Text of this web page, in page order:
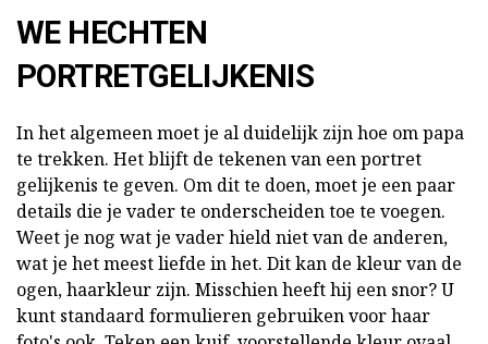
WE HECHTEN
PORTRETGELIJKENIS
In het algemeen moet je al duidelijk zijn hoe om papa
te trekken. Het blijft de tekenen van een portret
gelijkenis te geven. Om dit te doen, moet je een paar
details die je vader te onderscheiden toe te voegen.
Weet je nog wat je vader hield niet van de anderen,
wat je het meest liefde in het. Dit kan de kleur van de
ogen, haarkleur zijn. Misschien heeft hij een snor? U
kunt standaard formulieren gebruiken voor haar